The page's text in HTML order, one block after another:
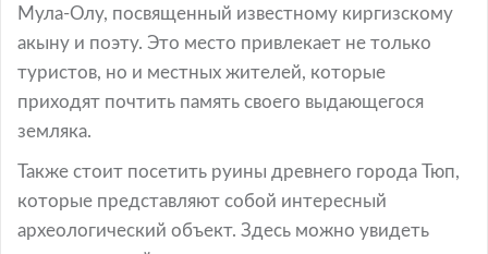
Мула-Олу, посвященный известному киргизскому
акыну и поэту. Это место привлекает не только
туристов, но и местных жителей, которые
приходят почтить память своего выдающегося
земляка.
Также стоит посетить руины древнего города Тюп,
которые представляют собой интересный
археологический объект. Здесь можно увидеть